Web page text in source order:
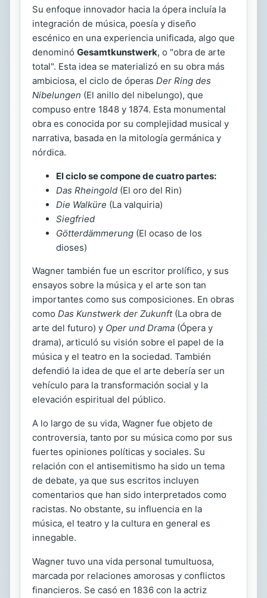
Su enfoque innovador hacia la ópera incluía la
integración de música, poesía y diseño
escénico en una experiencia unificada, algo que
denominó Gesamtkunstwerk, o "obra de arte
total". Esta idea se materializó en su obra más
ambiciosa, el ciclo de óperas Der Ring des
Nibelungen (El anillo del nibelungo), que
compuso entre 1848 y 1874. Esta monumental
obra es conocida por su complejidad musical y
narrativa, basada en la mitología germánica y
nórdica.
El ciclo se compone de cuatro partes:
Das Rheingold (El oro del Rin)
Die Walküre (La valquiria)
Siegfried
Götterdämmerung (El ocaso de los
dioses)
Wagner también fue un escritor prolífico, y sus
ensayos sobre la música y el arte son tan
importantes como sus composiciones. En obras
como Das Kunstwerk der Zukunft(La obra de
arte del futuro) y Oper und Drama (Ópera y
drama), articuló su visión sobre el papel de la
música y el teatro en la sociedad. También
defendió la idea de que el arte debería ser un
vehículo para la transformación social y la
elevación espiritual del público.
A lo largo de su vida, Wagner fue objeto de
controversia, tanto por su música como por sus
fuertes opiniones políticas y sociales. Su
relación con el antisemitismo ha sido un tema
de debate, ya que sus escritos incluyen
comentarios que han sido interpretados como
racistas. No obstante, su influencia en la
música, el teatro y la cultura en general es
innegable.
Wagner tuvo una vida personal tumultuosa,
marcada por relaciones amorosas y conflictos
financieros. Se casó en 1836 con la actriz